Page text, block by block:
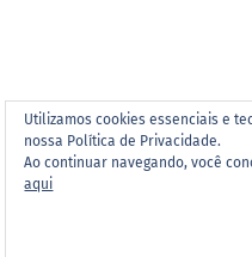
Utilizamos cookies essenciais e
nossa Política de Privacidade.
Ao continuar navegando, você
aqui